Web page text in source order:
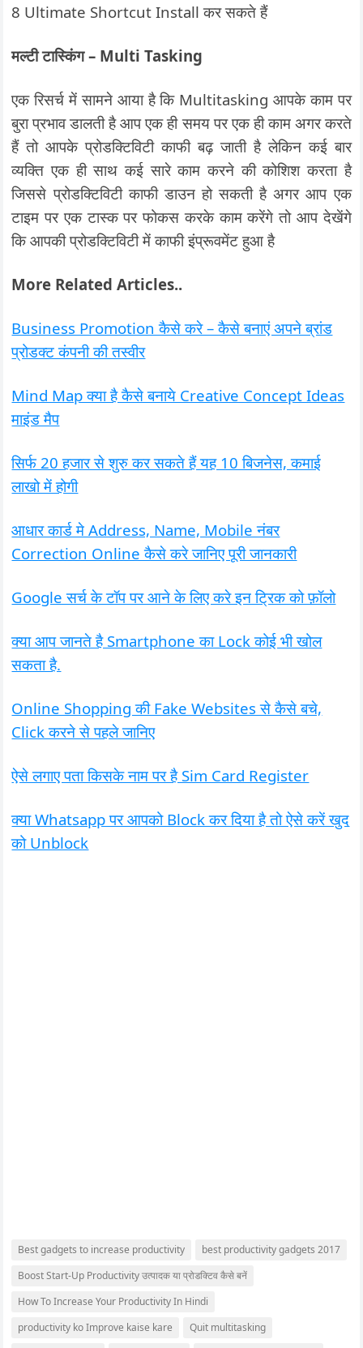
8 Ultimate Shortcut Install कर सकते हैं
मल्टी टास्किंग – Multi Tasking
एक रिसर्च में सामने आया है कि Multitasking आपके काम पर
बुरा प्रभाव डालती है आप एक ही समय पर एक ही काम अगर करते
हैं तो आपके प्रोडक्टिविटी काफी बढ़ जाती है लेकिन कई बार
व्यक्ति एक ही साथ कई सारे काम करने की कोशिश करता है
जिससे प्रोडक्टिविटी काफी डाउन हो सकती है अगर आप एक
टाइम पर एक टास्क पर फोकस करके काम करेंगे तो आप देखेंगे
कि आपकी प्रोडक्टिविटी में काफी इंप्रूवमेंट हुआ है
More Related Articles..
Business Promotion कैसे करे – कैसे बनाएं अपने ब्रांड
प्रोडक्ट कंपनी की तस्वीर
Mind Map क्या है कैसे बनाये Creative Concept Ideas
माइंड मैप
सिर्फ 20 हजार से शुरु कर सकते हैं यह 10 बिजनेस, कमाई
लाखो में होगी
आधार कार्ड मे Address, Name, Mobile नंबर
Correction Online कैसे करे जानिए पूरी जानकारी
Google सर्च के टॉप पर आने के लिए करे इन ट्रिक को फ़ॉलो
क्या आप जानते है Smartphone का Lock कोई भी खोल
सकता है.
Online Shopping की Fake Websites से कैसे बचे,
Click करने से पहले जानिए
ऐसे लगाए पता किसके नाम पर है Sim Card Register
क्या Whatsapp पर आपको Block कर दिया है तो ऐसे करें खुद
को Unblock
Best gadgets to increase productivity
best productivity gadgets 2017
Boost Start-Up Productivity उत्पादक या प्रोडक्टिव कैसे बनें
How To Increase Your Productivity In Hindi
productivity ko Improve kaise kare
Quit multitasking